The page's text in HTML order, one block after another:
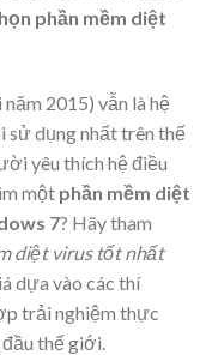
phần mềm diệt
2015) vẫn là hệ
sử dụng nhất trên thế
yêu thích hệ điều
một phần mềm diệt
7? Hãy tham
diệt virus tốt nhất
dựa vào các thí
trải nghiệm thực
thế giới.